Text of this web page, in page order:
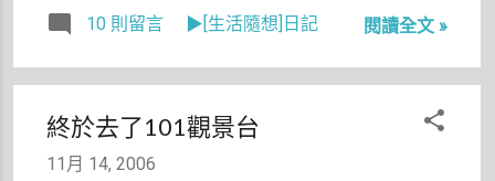
常常與她配
笨手笨腳的
其實剛開始
他才知道
的堂哥，我
只有用「好
男人」這三
10 則留言 ▶[生活隨想]日記 閱讀全文 »
終於去了101觀景台
11月 14, 2006